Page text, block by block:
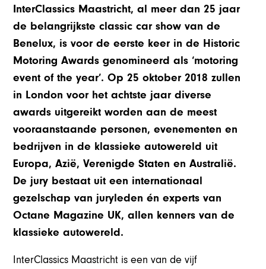
InterClassics Maastricht, al meer dan 25 jaar
de belangrijkste classic car show van de
Benelux, is voor de eerste keer in de Historic
Motoring Awards genomineerd als ‘motoring
event of the year’. Op 25 oktober 2018 zullen
in London voor het achtste jaar diverse
awards uitgereikt worden aan de meest
vooraanstaande personen, evenementen en
bedrijven in de klassieke autowereld uit
Europa, Azië, Verenigde Staten en Australië.
De jury bestaat uit een internationaal
gezelschap van juryleden én experts van
Octane Magazine UK, allen kenners van de
klassieke autowereld.
InterClassics Maastricht is een van de vijf